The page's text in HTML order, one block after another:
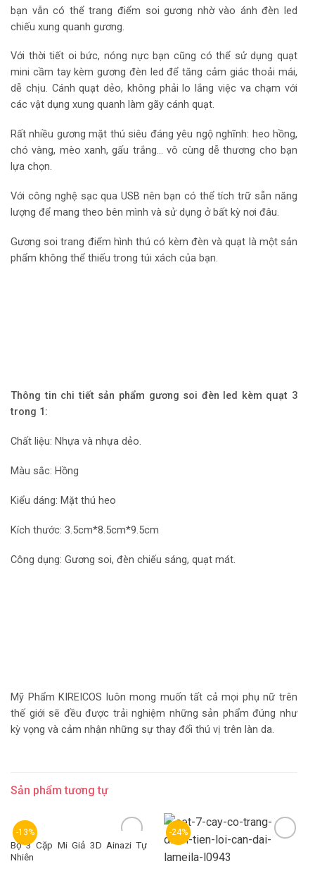
bạn vẫn có thể trang điểm soi gương nhờ vào ánh đèn led
chiếu xung quanh gương.
Với thời tiết oi bức, nóng nực bạn cũng có thể sử dụng quạt
mini cầm tay kèm gương đèn led để tăng cảm giác thoải mái,
dễ chịu. Cánh quạt dẻo, không phải lo lắng việc va chạm với
các vật dụng xung quanh làm gãy cánh quạt.
Rất nhiều gương mặt thú siêu đáng yêu ngộ nghĩnh: heo hồng,
chó vàng, mèo xanh, gấu trắng… vô cùng dễ thương cho bạn
lựa chọn.
Với công nghệ sạc qua USB nên bạn có thể tích trữ sẵn năng
lượng để mang theo bên mình và sử dụng ở bất kỳ nơi đâu.
Gương soi trang điểm hình thú có kèm đèn và quạt là một sản
phẩm không thể thiếu trong túi xách của bạn.
Thông tin chi tiết sản phẩm gương soi đèn led kèm quạt 3
trong 1:
Chất liệu: Nhựa và nhựa dẻo.
Màu sắc: Hồng
Kiểu dáng: Mặt thú heo
Kích thước: 3.5cm*8.5cm*9.5cm
Công dụng: Gương soi, đèn chiếu sáng, quạt mát.
Mỹ Phẩm KIREICOS luôn mong muốn tất cả mọi phụ nữ trên
thế giới sẽ đều được trải nghiệm những sản phẩm đúng như
kỳ vọng và cảm nhận những sự thay đổi thú vị trên làn da.
Sản phẩm tương tự
-13%
Bộ 3 Cặp Mi Giả 3D Ainazi Tự
Nhiên
-24%